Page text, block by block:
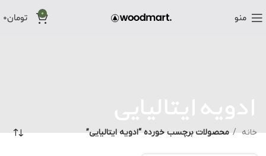
منو 0 تومان0
خانه محصولات برچسب خورده “ادویه ایتالیایی”